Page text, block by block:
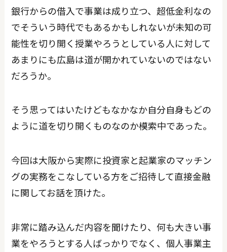
銀行からの借入で事業は成り立つ、超低金利なの
でそういう時代でもあるかもしれないが未知の可
能性を切り開く授業やろうとしている人に対して
あまりにも広島は道が開かれていないのではない
だろうか。
そう思ってはいたけどもなかなか自分自身もどの
ように道を切り開くものなのか模索中であった。
今回は大阪から実際に投資家と起業家のマッチン
グの実務をこなしている方をご招待して直接金融
に関してお話を頂けた。
非常に踏み込んだ内容を聞けたり、何も大きい事
業をやろうとする人ばっかりでなく、個人事業主